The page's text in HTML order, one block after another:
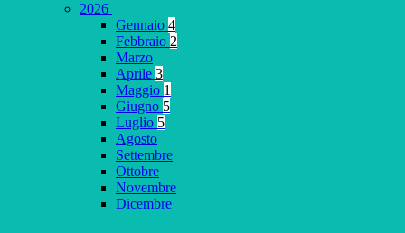
2026
Gennaio 4
Febbraio 2
Marzo
Aprile 3
Maggio 1
Giugno 5
Luglio 5
Agosto
Settembre
Ottobre
Novembre
Dicembre